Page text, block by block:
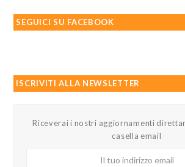
SEGUICI SU FACEBOOK
ISCRIVITI ALLA NEWSLETTER
Riceverai i nostri aggiornamenti
casella email